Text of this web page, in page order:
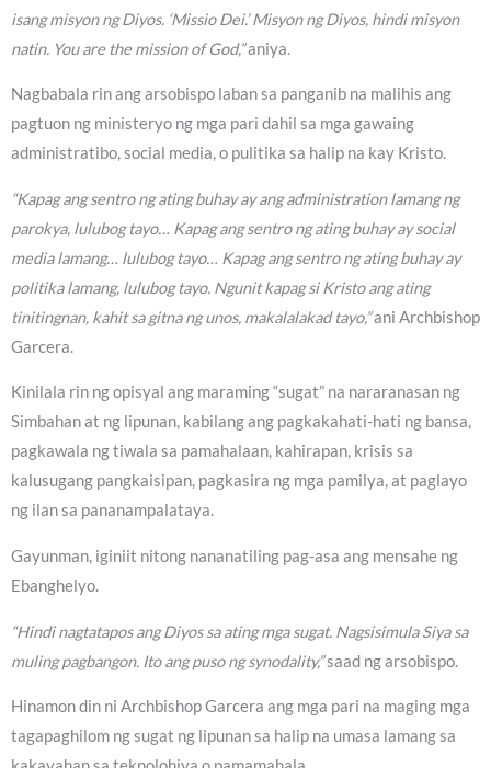
isang misyon ng Diyos. ‘Missio Dei.’ Misyon ng Diyos, hindi misyon
natin. You are the mission of God,”aniya.
Nagbabala rin ang arsobispo laban sa panganib na malihis ang
pagtuon ng ministeryo ng mga pari dahil sa mga gawaing
administratibo, social media, o pulitika sa halip na kay Kristo.
“Kapag ang sentro ng ating buhay ay ang administration lamang ng
parokya, lulubog tayo… Kapag ang sentro ng ating buhay ay social
media lamang… lulubog tayo… Kapag ang sentro ng ating buhay ay
politika lamang, lulubog tayo. Ngunit kapag si Kristo ang ating
tinitingnan, kahit sa gitna ng unos, makalalakad tayo,”ani Archbishop
Garcera.
Kinilala rin ng opisyal ang maraming “sugat” na nararanasan ng
Simbahan at ng lipunan, kabilang ang pagkakahati-hati ng bansa,
pagkawala ng tiwala sa pamahalaan, kahirapan, krisis sa
kalusugang pangkaisipan, pagkasira ng mga pamilya, at paglayo
ng ilan sa pananampalataya.
Gayunman, iginiit nitong nananatiling pag-asa ang mensahe ng
Ebanghelyo.
“Hindi nagtatapos ang Diyos sa ating mga sugat. Nagsisimula Siya sa
muling pagbangon. Ito ang puso ng synodality,”saad ng arsobispo.
Hinamon din ni Archbishop Garcera ang mga pari na maging mga
tagapaghilom ng sugat ng lipunan sa halip na umasa lamang sa